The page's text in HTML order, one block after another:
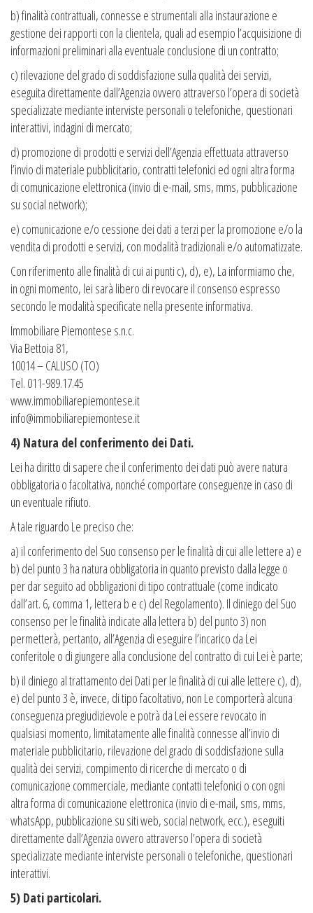
b) finalità contrattuali, connesse e strumentali alla instaurazione e
gestione dei rapporti con la clientela, quali ad esempio l’acquisizione di
informazioni preliminari alla eventuale conclusione di un contratto;
c) rilevazione del grado di soddisfazione sulla qualità dei servizi,
eseguita direttamente dall’Agenzia ovvero attraverso l’opera di società
specializzate mediante interviste personali o telefoniche, questionari
interattivi, indagini di mercato;
d) promozione di prodotti e servizi dell’Agenzia effettuata attraverso
l’invio di materiale pubblicitario, contratti telefonici ed ogni altra forma
di comunicazione elettronica (invio di e-mail, sms, mms, pubblicazione
su social network);
e) comunicazione e/o cessione dei dati a terzi per la promozione e/o la
vendita di prodotti e servizi, con modalità tradizionali e/o automatizzate.
Con riferimento alle finalità di cui ai punti c), d), e), La informiamo che,
in ogni momento, lei sarà libero di revocare il consenso espresso
secondo le modalità specificate nella presente informativa.
Immobiliare Piemontese s.n.c.
Via Bettoia 81,
10014 – CALUSO (TO)
Tel. 011-989.17.45
www.immobiliarepiemontese.it
info@immobiliarepiemontese.it
4) Natura del conferimento dei Dati.
Lei ha diritto di sapere che il conferimento dei dati può avere natura
obbligatoria o facoltativa, nonché comportare conseguenze in caso di
un eventuale rifiuto.
A tale riguardo Le preciso che:
a) il conferimento del Suo consenso per le finalità di cui alle lettere a) e
b) del punto 3 ha natura obbligatoria in quanto previsto dalla legge o
per dar seguito ad obbligazioni di tipo contrattuale (come indicato
dall’art. 6, comma 1, lettera b e c) del Regolamento). Il diniego del Suo
consenso per le finalità indicate alla lettera b) del punto 3) non
permetterà, pertanto, all’Agenzia di eseguire l’incarico da Lei
conferitole o di giungere alla conclusione del contratto di cui Lei è parte;
b) il diniego al trattamento dei Dati per le finalità di cui alle lettere c), d),
e) del punto 3 è, invece, di tipo facoltativo, non Le comporterà alcuna
conseguenza pregiudizievole e potrà da Lei essere revocato in
qualsiasi momento, limitatamente alle finalità connesse all’invio di
materiale pubblicitario, rilevazione del grado di soddisfazione sulla
qualità dei servizi, compimento di ricerche di mercato o di
comunicazione commerciale, mediante contatti telefonici o con ogni
altra forma di comunicazione elettronica (invio di e-mail, sms, mms,
whatsApp, pubblicazione su siti web, social network, ecc.), eseguiti
direttamente dall’Agenzia ovvero attraverso l’opera di società
specializzate mediante interviste personali o telefoniche, questionari
interattivi.
5) Dati particolari.